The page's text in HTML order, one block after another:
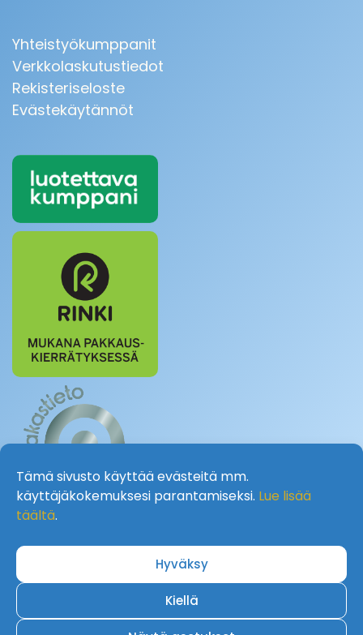
Tämä sivusto käyttää evästeitä mm.
käyttäjäkokemuksesi parantamiseksi. Lue lisää
täältä.
Hyväksy
Kiellä
Yhteistyökumppanit
Verkkolaskutustiedot
Rekisteriseloste
Evästekäytännöt
Sivuston tehnyt: Superneva